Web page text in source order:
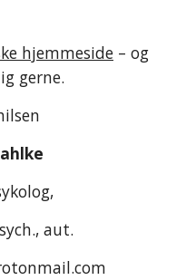
hjemmeside – og
gerne.
aut.